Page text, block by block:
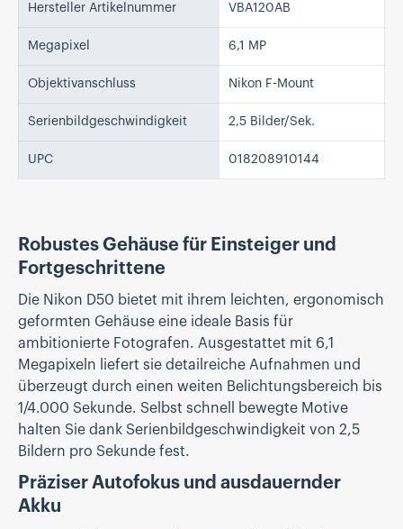
Hersteller Artikelnummer VBA120AB
Megapixel 6,1 MP
Objektivanschluss Nikon F-Mount
Serienbildgeschwindigkeit 2,5 Bilder/Sek.
UPC 018208910144
Robustes Gehäuse für Einsteiger und
Fortgeschrittene
Die Nikon D50 bietet mit ihrem leichten, ergonomisch
geformten Gehäuse eine ideale Basis für
ambitionierte Fotografen. Ausgestattet mit 6,1
Megapixeln liefert sie detailreiche Aufnahmen und
überzeugt durch einen weiten Belichtungsbereich bis
1/4.000 Sekunde. Selbst schnell bewegte Motive
halten Sie dank Serienbildgeschwindigkeit von 2,5
Bildern pro Sekunde fest.
Präziser Autofokus und ausdauernder
Akku